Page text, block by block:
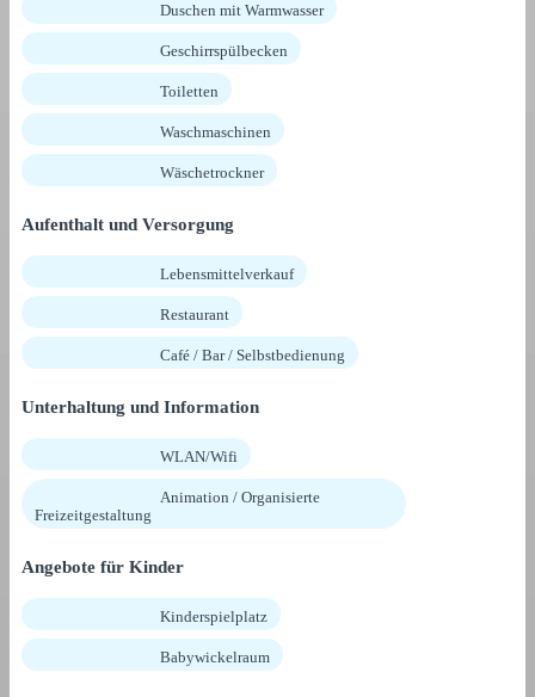
Duschen mit Warmwasser
Geschirrspülbecken
Toiletten
Waschmaschinen
Wäschetrockner
Aufenthalt und Versorgung
Lebensmittelverkauf
Restaurant
Café / Bar / Selbstbedienung
Unterhaltung und Information
WLAN/Wifi
Animation / Organisierte
Freizeitgestaltung
Angebote für Kinder
Kinderspielplatz
Babywickelraum